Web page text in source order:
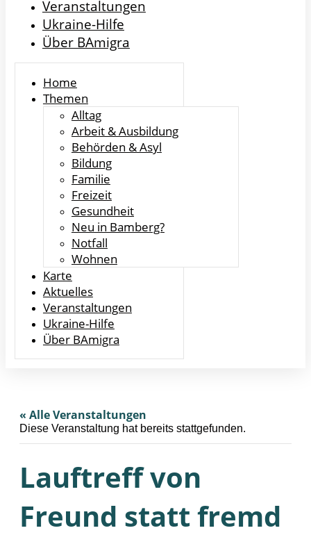
Veranstaltungen
Ukraine-Hilfe
Über BAmigra
Home
Themen
Alltag
Arbeit & Ausbildung
Behörden & Asyl
Bildung
Familie
Freizeit
Gesundheit
Neu in Bamberg?
Notfall
Wohnen
Karte
Aktuelles
Veranstaltungen
Ukraine-Hilfe
Über BAmigra
« Alle Veranstaltungen
Diese Veranstaltung hat bereits stattgefunden.
Lauftreff von
Freund statt fremd